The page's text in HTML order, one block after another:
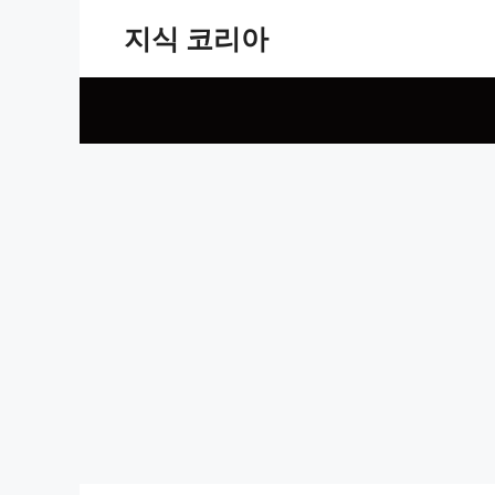
지식 코리아